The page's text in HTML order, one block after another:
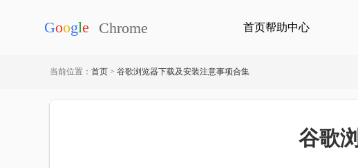
首页帮助中心
当前位置： 首页 > 谷歌浏览器下载及安装注意事项合集
谷歌